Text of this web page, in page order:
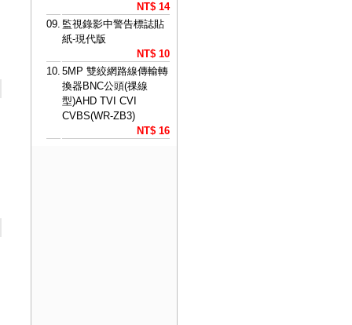
NT$ 14
09. 監視錄影中警告標誌貼
紙-現代版
NT$ 10
10. 5MP 雙絞網路線傳輸轉
換器BNC公頭(祼線
型)AHD TVI CVI
CVBS(WR-ZB3)
NT$ 16